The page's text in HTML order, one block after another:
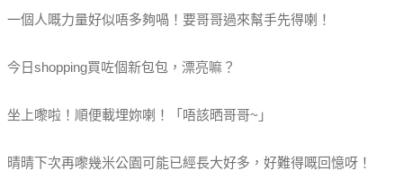
一個人嘅力量好似唔多夠喎！要哥哥過來幫手先得喇！
今日shopping買咗個新包包，漂亮嘛？
坐上嚟啦！順便載埋妳喇！「唔該晒哥哥~」
晴晴下次再嚟幾米公園可能已經長大好多，好難得嘅回憶呀！